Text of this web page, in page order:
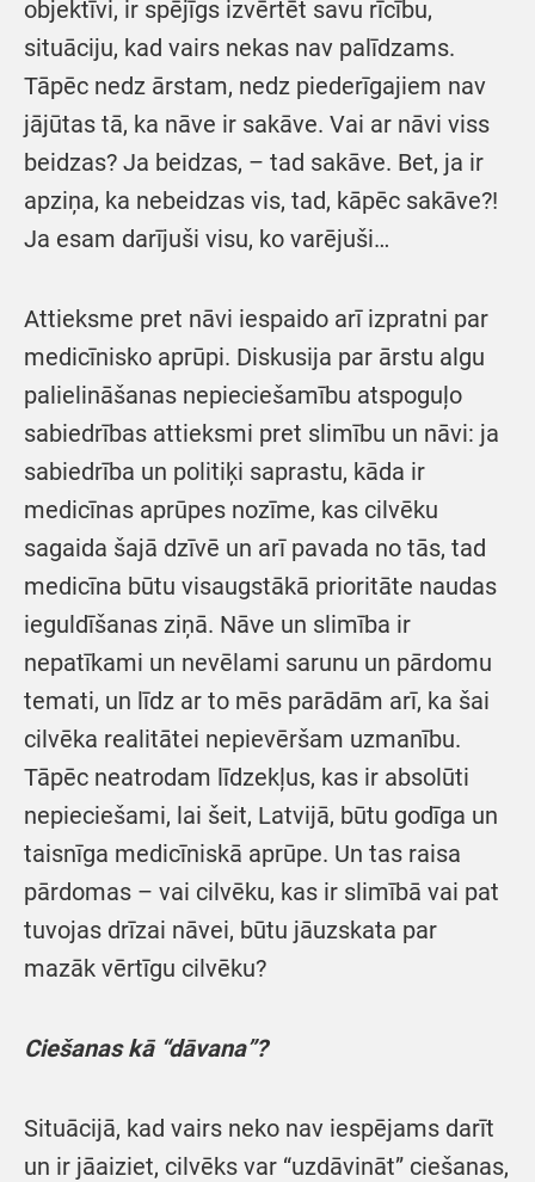
objektīvi, ir spējīgs izvērtēt savu rīcību,
situāciju, kad vairs nekas nav palīdzams.
Tāpēc nedz ārstam, nedz piederīgajiem nav
jājūtas tā, ka nāve ir sakāve. Vai ar nāvi viss
beidzas? Ja beidzas, – tad sakāve. Bet, ja ir
apziņa, ka nebeidzas vis, tad, kāpēc sakāve?!
Ja esam darījuši visu, ko varējuši…
Attieksme pret nāvi iespaido arī izpratni par
medicīnisko aprūpi. Diskusija par ārstu algu
palielināšanas nepieciešamību atspoguļo
sabiedrības attieksmi pret slimību un nāvi: ja
sabiedrība un politiķi saprastu, kāda ir
medicīnas aprūpes nozīme, kas cilvēku
sagaida šajā dzīvē un arī pavada no tās, tad
medicīna būtu visaugstākā prioritāte naudas
ieguldīšanas ziņā. Nāve un slimība ir
nepatīkami un nevēlami sarunu un pārdomu
temati, un līdz ar to mēs parādām arī, ka šai
cilvēka realitātei nepievēršam uzmanību.
Tāpēc neatrodam līdzekļus, kas ir absolūti
nepieciešami, lai šeit, Latvijā, būtu godīga un
taisnīga medicīniskā aprūpe. Un tas raisa
pārdomas – vai cilvēku, kas ir slimībā vai pat
tuvojas drīzai nāvei, būtu jāuzskata par
mazāk vērtīgu cilvēku?
Ciešanas kā “dāvana”?
Situācijā, kad vairs neko nav iespējams darīt
un ir jāaiziet, cilvēks var “uzdāvināt” ciešanas,